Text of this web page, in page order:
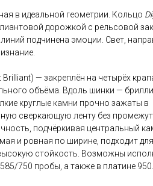
в идеальной геометрии. Кольцо
дорожкой с рельсовой
подчинена эмоции. Свет,
— закреплён на четырёх
объёма. Вдоль шинки —
круглые камни прочно зажаты в
сверкающую ленту без
подчёркивая центральный
и ровная по ширине, подходит для
стойкость. Возможны
750 пробы, а также в платине 950.